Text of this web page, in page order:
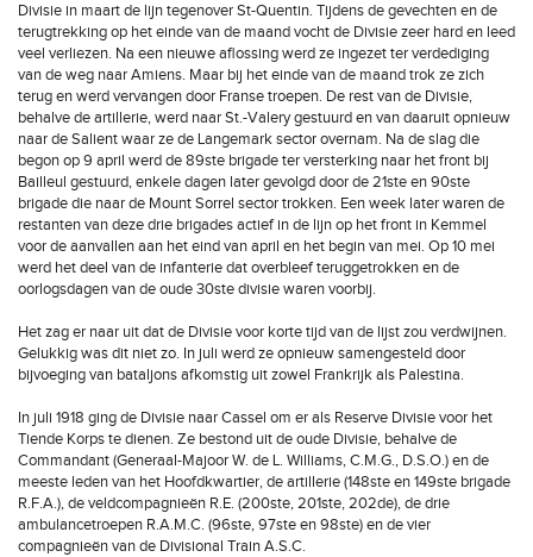
Divisie in maart de lijn tegenover St-Quentin. Tijdens de gevechten en de
terugtrekking op het einde van de maand vocht de Divisie zeer hard en leed
veel verliezen. Na een nieuwe aflossing werd ze ingezet ter verdediging
van de weg naar Amiens. Maar bij het einde van de maand trok ze zich
terug en werd vervangen door Franse troepen. De rest van de Divisie,
behalve de artillerie, werd naar St.-Valery gestuurd en van daaruit opnieuw
naar de Salient waar ze de Langemark sector overnam. Na de slag die
begon op 9 april werd de 89ste brigade ter versterking naar het front bij
Bailleul gestuurd, enkele dagen later gevolgd door de 21ste en 90ste
brigade die naar de Mount Sorrel sector trokken. Een week later waren de
restanten van deze drie brigades actief in de lijn op het front in Kemmel
voor de aanvallen aan het eind van april en het begin van mei. Op 10 mei
werd het deel van de infanterie dat overbleef teruggetrokken en de
oorlogsdagen van de oude 30ste divisie waren voorbij.
Het zag er naar uit dat de Divisie voor korte tijd van de lijst zou verdwijnen.
Gelukkig was dit niet zo. In juli werd ze opnieuw samengesteld door
bijvoeging van bataljons afkomstig uit zowel Frankrijk als Palestina.
In juli 1918 ging de Divisie naar Cassel om er als Reserve Divisie voor het
Tiende Korps te dienen. Ze bestond uit de oude Divisie, behalve de
Commandant (Generaal-Majoor W. de L. Williams, C.M.G., D.S.O.) en de
meeste leden van het Hoofdkwartier, de artillerie (148ste en 149ste brigade
R.F.A.), de veldcompagnieën R.E. (200ste, 201ste, 202de), de drie
ambulancetroepen R.A.M.C. (96ste, 97ste en 98ste) en de vier
compagnieën van de Divisional Train A.S.C.